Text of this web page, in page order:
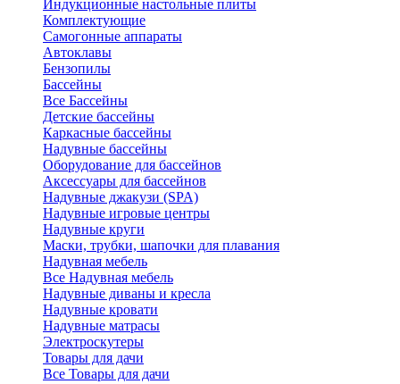
Индукционные настольные плиты
Комплектующие
Самогонные аппараты
Автоклавы
Бензопилы
Бассейны
Все Бассейны
Детские бассейны
Каркасные бассейны
Надувные бассейны
Оборудование для бассейнов
Аксессуары для бассейнов
Надувные джакузи (SPA)
Надувные игровые центры
Надувные круги
Маски, трубки, шапочки для плавания
Надувная мебель
Все Надувная мебель
Надувные диваны и кресла
Надувные кровати
Надувные матрасы
Электроскутеры
Товары для дачи
Все Товары для дачи